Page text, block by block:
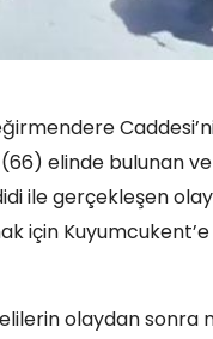
elinde bulunan
ile gerçekleşen
için
olaydan sonra